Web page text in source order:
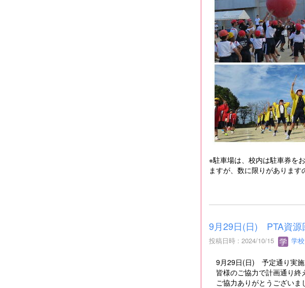
※駐車場は、校内は駐車券を
ますが、数に限りがあります
9月29日(日) PTA資源
投稿日時 : 2024/10/15 学
9月29日(日) 予定通り実施
皆様のご協力で計画通り終
ご協力ありがとうございま